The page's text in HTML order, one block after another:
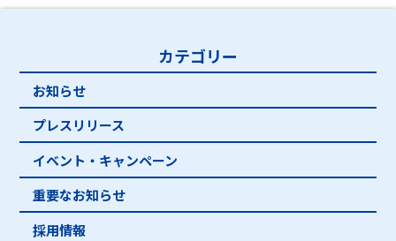
カテゴリー
お知らせ
プレスリリース
イベント・キャンペーン
重要なお知らせ
採用情報